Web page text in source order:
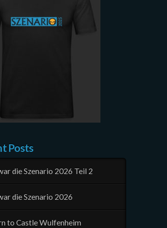
Posts
die Szenario 2026 Teil 2
die Szenario 2026
to Castle Wulfenheim